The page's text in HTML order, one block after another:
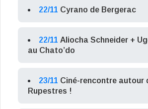
22/11 Cyrano de Bergerac
22/11 Aliocha Schneider +
au Chato’do
23/11 Ciné-rencontre autour
Rupestres !